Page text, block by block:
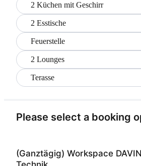
2 Küchen mit Geschirr
2 Esstische
Feuerstelle
2 Lounges
Terasse
Please select a booking
(Ganztägig) Workspace